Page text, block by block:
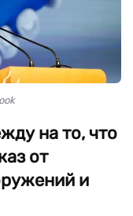
на то, что
от
и